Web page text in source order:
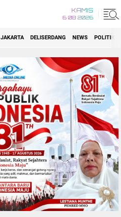
KAMIS
6 08 2026
JAKARTA DELISERDANG NEWS POLITIK